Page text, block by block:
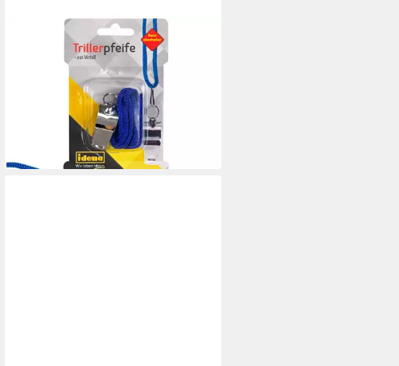
Trillerpfeife Idena 40187 - Triller-
Pfeife aus Metall, Signal-Pfeife mit
lieferbar - in 2-3 Werktagen bei dir